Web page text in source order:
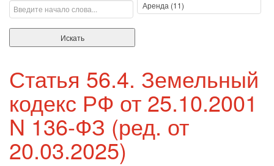
Статья 56.4. Земельный
кодекс РФ от 25.10.2001
N 136-ФЗ (ред. от
20.03.2025)